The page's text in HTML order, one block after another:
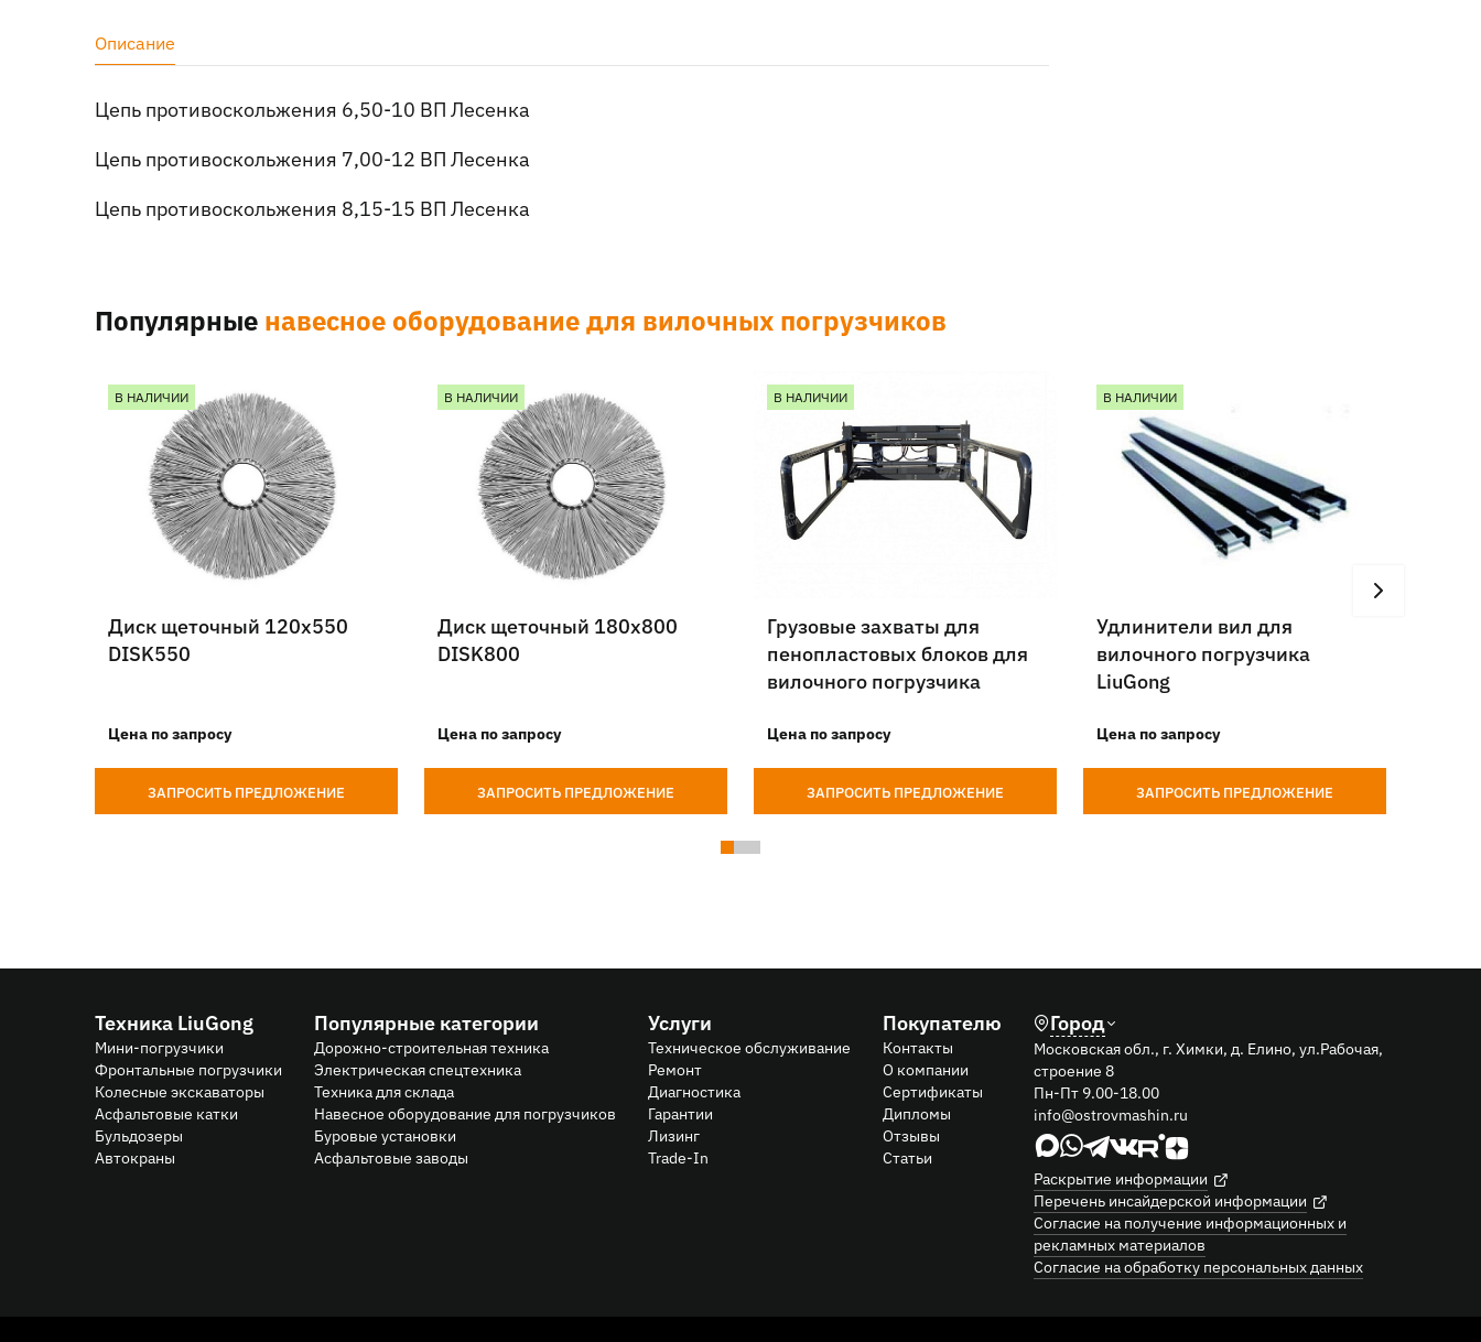
Описание
Цепь противоскольжения 6,50-10 ВП Лесенка
Цепь противоскольжения 7,00-12 ВП Лесенка
Цепь противоскольжения 8,15-15 ВП Лесенка
Популярные навесное оборудование для вилочных погрузчиков
В НАЛИЧИИ
Диск щеточный 120х550
DISK550
Цена по запросу
ЗАПРОСИТЬ ПРЕДЛОЖЕНИЕ
В НАЛИЧИИ
Диск щеточный 180х800
DISK800
Цена по запросу
ЗАПРОСИТЬ ПРЕДЛОЖЕНИЕ
В НАЛИЧИИ
Грузовые захваты для
пенопластовых блоков для
вилочного погрузчика
Цена по запросу
ЗАПРОСИТЬ ПРЕДЛОЖЕНИЕ
В НАЛИЧИИ
Удлинители вил для
вилочного погрузчика
LiuGong
Цена по запросу
ЗАПРОСИТЬ ПРЕДЛОЖЕНИЕ
Техника LiuGong
Мини-погрузчики
Фронтальные погрузчики
Колесные экскаваторы
Асфальтовые катки
Бульдозеры
Автокраны
Популярные категории
Дорожно-строительная техника
Электрическая спецтехника
Техника для склада
Навесное оборудование для погрузчиков
Буровые установки
Асфальтовые заводы
Услуги
Техническое обслуживание
Ремонт
Диагностика
Гарантии
Лизинг
Trade-In
Покупателю
Контакты
О компании
Сертификаты
Дипломы
Отзывы
Статьи
Город
Московская обл., г. Химки, д. Елино, ул.Рабочая,
строение 8
Пн-Пт 9.00-18.00
info@ostrovmashin.ru
Раскрытие информации
Перечень инсайдерской информации
Согласие на получение информационных и
рекламных материалов
Согласие на обработку персональных данных